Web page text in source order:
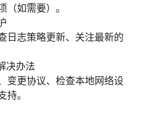
（如需要）。
日志策略更新、关注最新的
决办法
变更协议、检查本地网络设
持。